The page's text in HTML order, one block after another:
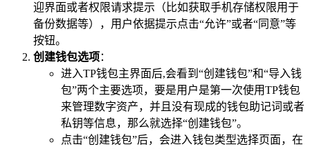
迎界面或者权限请求提示（比如获取手机存储权限用于
备份数据等），用户依据提示点击“允许”或者“同意”等
按钮。
创建钱包选项 ：
进入TP钱包主界面后,会看到“创建钱包”和“导入钱
包”两个主要选项，要是用户是第一次使用TP钱包
来管理数字资产，并且没有现成的钱包助记词或者
私钥等信息，那么就选择“创建钱包”。
点击“创建钱包”后，会进入钱包类型选择页面，在